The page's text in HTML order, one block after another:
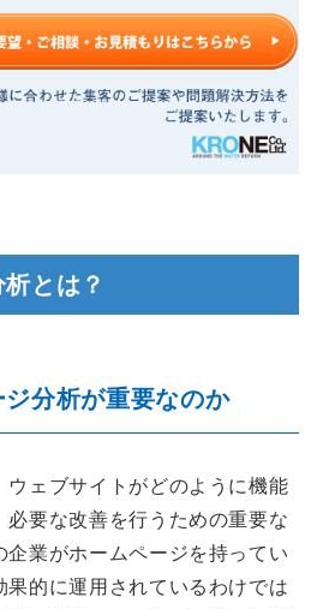
とは？
分析が重要なのか
ウェブサイトがどのように機能
必要な改善を行うための重要な
企業がホームページを持ってい
果的に運用されているわけでは